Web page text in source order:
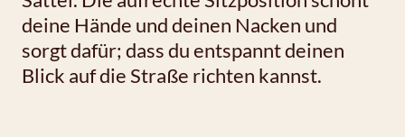
deine Hände und deinen Nacken und
sorgt dafür; dass du entspannt deinen
Blick auf die Straße richten kannst.